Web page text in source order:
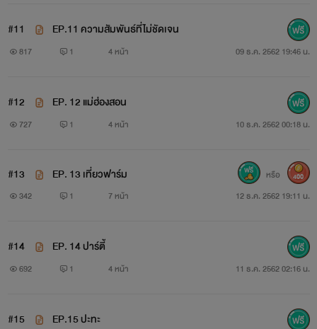
#11 EP.11 ความสัมพันธ์ที่ไม่ชัดเจน
817 1 4 หน้า 09 ธ.ค. 2562 19:46 น.
#12 EP. 12 แม่ฮ่องสอน
727 1 4 หน้า 10 ธ.ค. 2562 00:18 น.
#13 EP. 13 เที่ยวฟาร์ม
342 1 7 หน้า 12 ธ.ค. 2562 19:11 น.
หรือ 400
#14 EP. 14 ปาร์ตี้
692 1 4 หน้า 11 ธ.ค. 2562 02:16 น.
#15 EP.15 ปะทะ